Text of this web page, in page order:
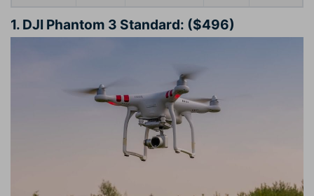
1. DJI Phantom 3 Standard: ($496)